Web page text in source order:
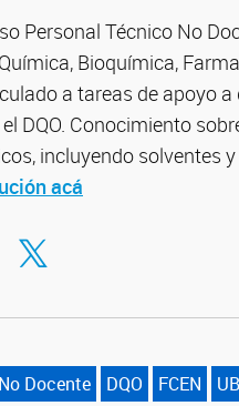
Personal Técnico No
Bioquímica,
a tareas de apoyo
DQO. Conocimiento
incluyendo solventes
acá
en Facebook
Compartir en Twitter
Docente DQO FCEN